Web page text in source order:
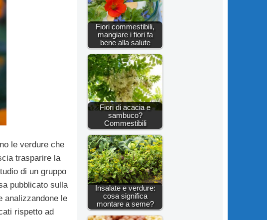
le verdure che
trasparire la
di un gruppo
pubblicato sulla
analizzandone le
rispetto ad
Fiori commestibili,
mangiare i fiori fa
bene alla salute
Fiori di acacia e
sambuco?
Commestibili
Insalate e verdure:
cosa significa
montare a seme?